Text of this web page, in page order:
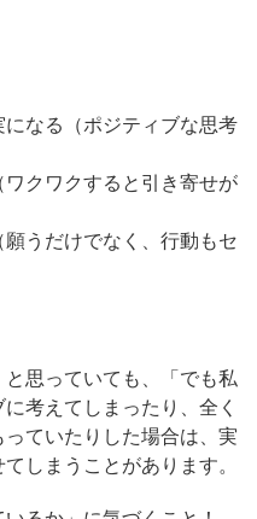
になる（ポジティブな思考
ワクワクすると引き寄せが
願うだけでなく、行動もセ
思っていても、「でも私
考えてしまったり、全く
ていたりした場合は、実
しまうことがあります。